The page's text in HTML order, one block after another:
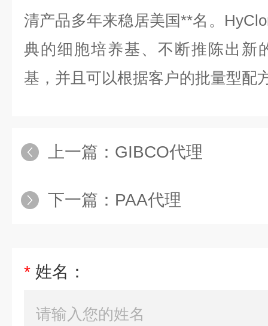
清产品多年来稳居美国**名。
典的细胞培养基、不断推陈出新
基，并且可以根据客户的批量型配
上一篇： GIBCO代理
下一篇： PAA代理
* 姓名：